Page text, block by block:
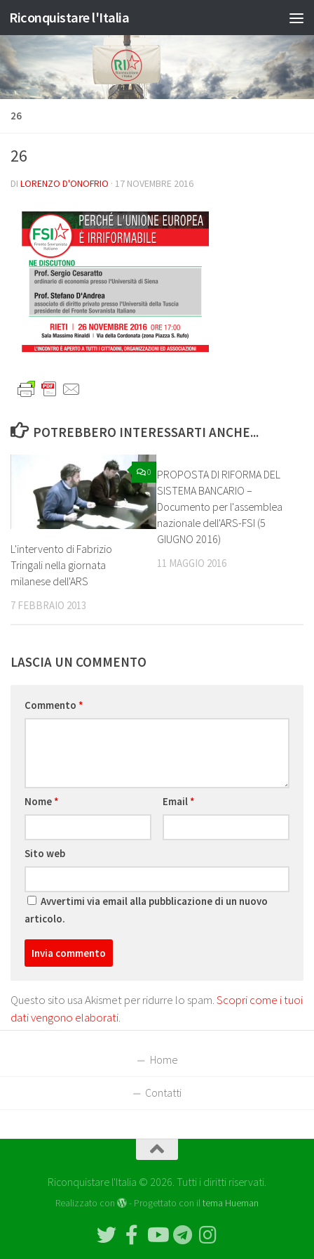
Salta al contenuto
Riconquistare l'Italia
26
26
DI LORENZO D'ONOFRIO · 17 NOVEMBRE 2016
POTREBBERO INTERESSARTI ANCHE...
0
L'intervento di Fabrizio
Tringali nella giornata
milanese dell'ARS
7 FEBBRAIO 2013
PROPOSTA DI RIFORMA DEL
SISTEMA BANCARIO –
Documento per l'assemblea
nazionale dell'ARS-FSI (5
GIUGNO 2016)
11 MAGGIO 2016
LASCIA UN COMMENTO
Commento *
Nome* Email*
Sito web
Avvertimi via email alla pubblicazione di un nuovo
articolo.
Questo sito usa Akismet per ridurre lo spam.Scopri come i tuoi
dati vengono elaborati.
Home
Contatti
Riconquistare l'Italia © 2026. Tutti i diritti riservati.
Realizzato con - Progettato con iltema Hueman